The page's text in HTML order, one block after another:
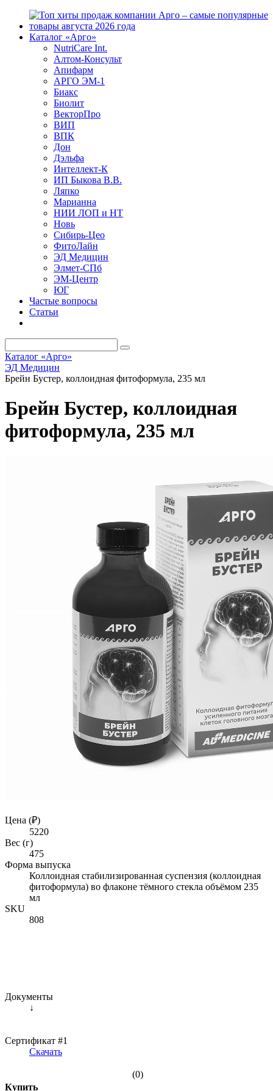
Каталог «Арго»
NutriCare Int.
Алтом-Консульт
Апифарм
АРГО ЭМ-1
Биакс
Биолит
ВекторПро
ВИП
ВПК
Дон
Дэльфа
Интеллект-К
ИП Быкова В.В.
Ляпко
Марианна
НИИ ЛОП и НТ
Новь
Сибирь-Цео
ФитоЛайн
ЭД Медицин
Элмет-СПб
ЭМ-Центр
ЮГ
Частые вопросы
Статьи
Каталог «Арго»
ЭД Медицин
Брейн Бустер, коллоидная фитоформула, 235 мл
Брейн Бустер, коллоидная
фитоформула, 235 мл
Цена (₽)
5220
Вес (г)
475
Форма выпуска
Коллоидная стабилизированная суспензия (коллоидная
фитоформула) во флаконе тёмного стекла объёмом 235
мл
SKU
808
Документы
↓
Сертификат #1
Скачать
(0)
Купить